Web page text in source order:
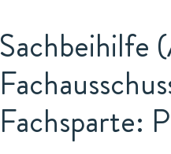
Sachbeihilfe
Fachsparte: